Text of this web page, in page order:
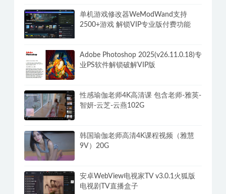
单机游戏修改器WeModWand支持
2500+游戏 解锁VIP专业版付费功能
Adobe Photoshop 2025(v26.11.0.18)专
业PS软件解锁破解VIP版
性感瑜伽老师4K高清课 包含老师-雅英-
智妍-云芝-云燕102G
韩国瑜伽老师高清4K课程视频（雅慧
9V）20G
安卓WebView电视家TV v3.0.1火狐版
电视剧TV直播盒子